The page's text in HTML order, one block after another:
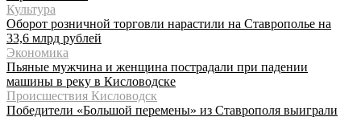
Культура
Оборот розничной торговли нарастили на Ставрополье на
33,6 млрд рублей
Экономика
Пьяные мужчина и женщина пострадали при падении
машины в реку в Кисловодске
Происшествия Кисловодск
Победители «Большой перемены» из Ставрополя выиграли